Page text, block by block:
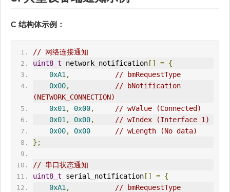
C 结构体示例：
// 网络连接通知
uint8_t network_notification[] = {
0xA1 , // bmRequestType
0x00,
// bNotification
(NETWORK_CONNECTION)
0x01 , 0x00,
// wValue (Connected)
0x01 , 0x00,
// wIndex (Interface 1)
0x00, 0x00
// wLength (No data)
};
// 串口状态通知
uint8_t serial_notification[] = {
0xA1 , // bmRequestType